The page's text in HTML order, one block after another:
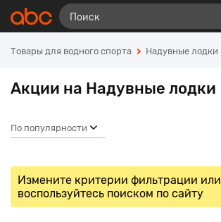
Товары для водного спорта Надувные лодки
Акции на Надувные лодки
По популярности
Измените критерии фильтрации или
воспользуйтесь поиском по сайту